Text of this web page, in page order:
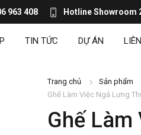
963 408 Hotline Showroom
TIN TỨC DỰ ÁN
Trang chủ Sản phẩm
Ghế Làm Việc Ngả Lưng
Ghế Làm